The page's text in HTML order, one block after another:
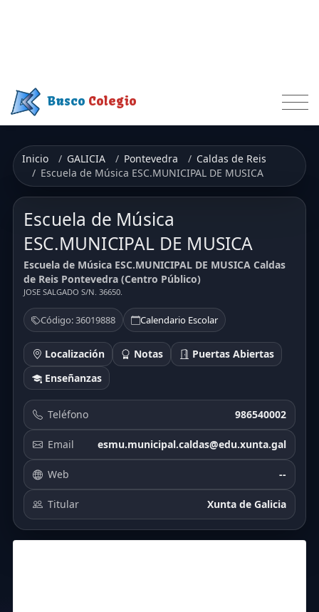
Busco Colegio
Inicio GALICIA Pontevedra
Caldas de Reis
Escuela de Música ESC.MUNICIPAL DE MUSICA
Escuela de Música
ESC.MUNICIPAL DE MUSICA
Escuela de Música ESC.MUNICIPAL DE MUSICA Caldas
de Reis Pontevedra (Centro Público)
JOSE SALGADO S/N. 36650.
Código: 36019888 Calendario Escolar
Localización Notas
Puertas Abiertas
Enseñanzas
Teléfono 986540002
Email esmu.municipal.caldas@edu.xunta.gal
Web --
Titular Xunta de Galicia